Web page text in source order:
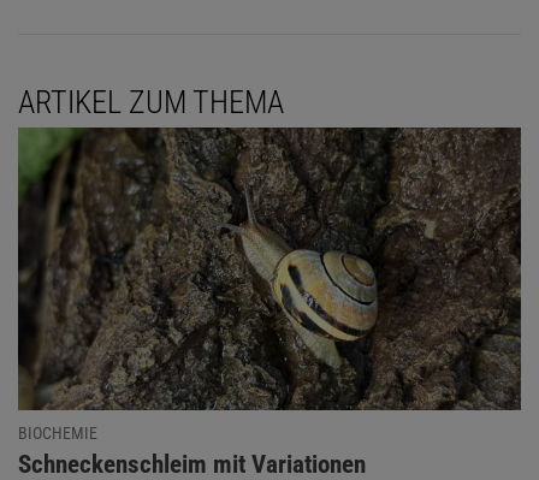
ARTIKEL ZUM THEMA
BIOCHEMIE
:
Schneckenschleim mit Variationen